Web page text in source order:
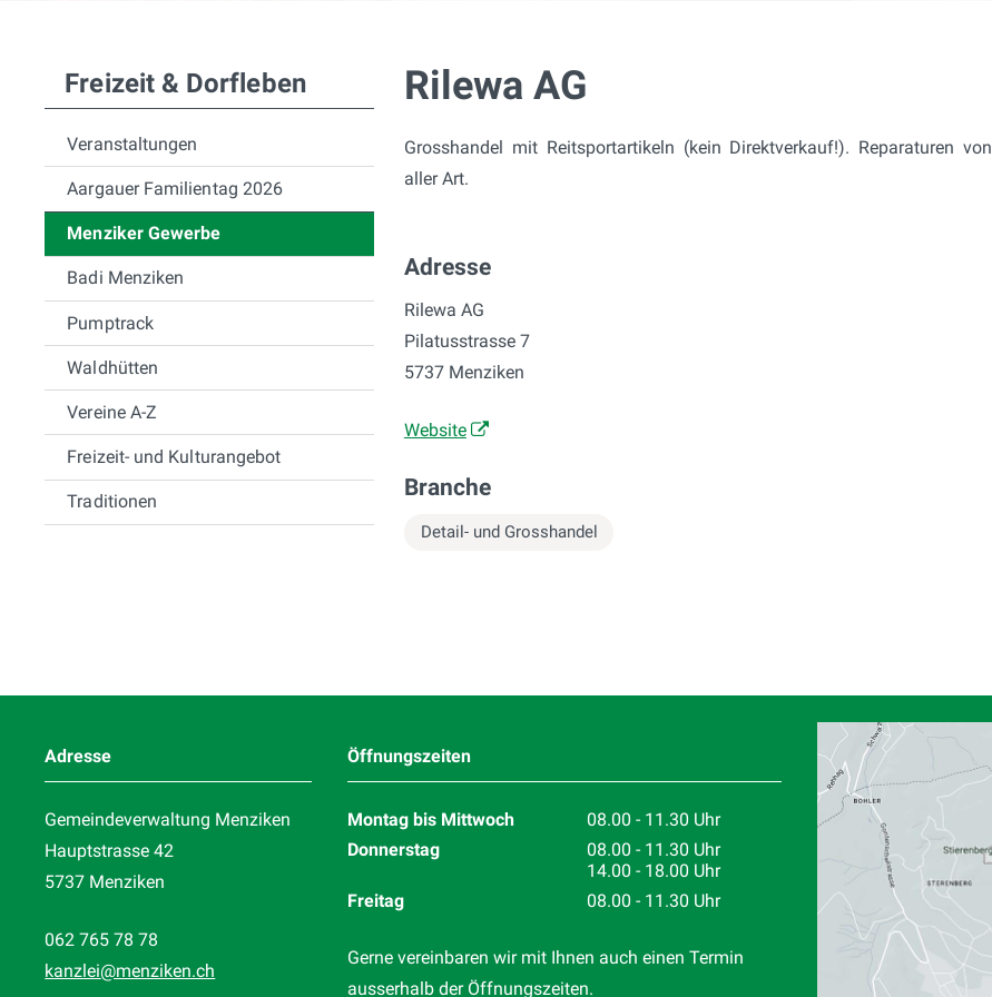
Subnavigation
Freizeit & Dorfleben
Veranstaltungen
Aargauer Familientag 2026
Menziker Gewerbe
Badi Menziken
Pumptrack
Waldhütten
Vereine A-Z
Freizeit- und Kulturangebot
Traditionen
Rilewa AG
Grosshandel mit Reitsportartikeln (kein Direktverkauf!). Reparaturen
aller Art.
Adresse
Rilewa AG
Pilatusstrasse 7
5737 Menziken
Website
Branche
Detail- und Grosshandel
Adresse
Gemeindeverwaltung Menziken
Hauptstrasse 42
5737 Menziken
062 765 78 78
kanzlei@menziken.ch
Öffnungszeiten
Montag bis Mittwoch
08.00 - 11.30 Uhr
Donnerstag
08.00 - 11.30 Uhr
14.00 - 18.00 Uhr
Freitag
08.00 - 11.30 Uhr
Gerne vereinbaren wir mit Ihnen auch einen Termin
ausserhalb der Öffnungszeiten.
Standort